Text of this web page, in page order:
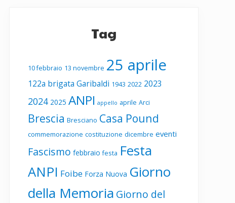
Tag
10 febbraio 13 novembre 25 aprile
122a brigata Garibaldi 1943 2022 2023
2024 2025 ANPI appello aprile Arci
Brescia Bresciano Casa Pound
commemorazione costituzione dicembre eventi
Fascismo febbraio festa Festa
ANPI Foibe Forza Nuova Giorno
della Memoria Giorno del